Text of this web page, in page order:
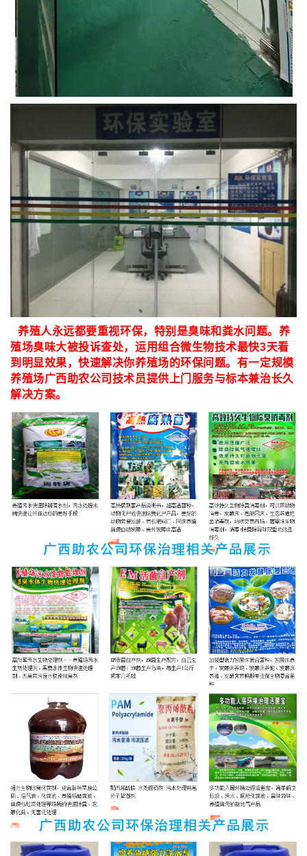
养殖人永远都要重视环保，特别是臭味和粪水问题。养
殖场臭味大被投诉查处，运用组合微生物技术最快3天看
到明显效果，快速解决你养殖场的环保问题。有一定规模
养殖场广西助农公司技术员提供上门服务与标本兼治长久
解决方案。